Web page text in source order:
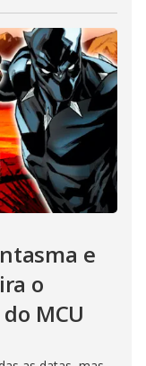
e
o
MCU